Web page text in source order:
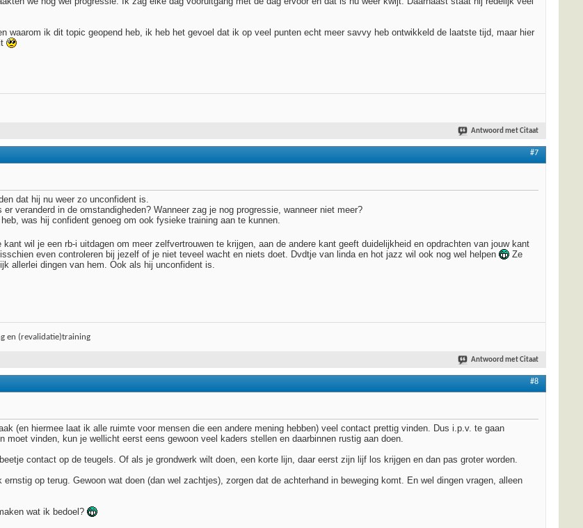
waarom ik dit topic geopend heb, ik heb het gevoel dat ik op veel punten echt meer savvy heb ontwikkeld de laatste tijd, maar hier
Antwoord met Citaat
#7
dat hij nu weer zo unconfident is.
veranderd in de omstandigheden? Wanneer zag je nog progressie, wanneer niet meer?
was hij confident genoeg om ook fysieke training aan te kunnen.
kant wil je een rb-i uitdagen om meer zelfvertrouwen te krijgen, aan de andere kant geeft duidelijkheid en opdrachten van jouw kant
even controleren bij jezelf of je niet teveel wacht en niets doet. Dvdtje van linda en hot jazz wil ook nog wel helpen
Ze
allerlei dingen van hem. Ook als hij unconfident is.
en (revalidatie)training
Antwoord met Citaat
#8
(en hiermee laat ik alle ruimte voor mensen die een andere mening hebben) veel contact prettig vinden. Dus i.p.v. te gaan
moet vinden, kun je wellicht eerst eens gewoon veel kaders stellen en daarbinnen rustig aan doen.
contact op de teugels. Of als je grondwerk wilt doen, een korte lijn, daar eerst zijn lijf los krijgen en dan pas groter worden.
op terug. Gewoon wat doen (dan wel zachtjes), zorgen dat de achterhand in beweging komt. En wel dingen vragen, alleen
wat ik bedoel?